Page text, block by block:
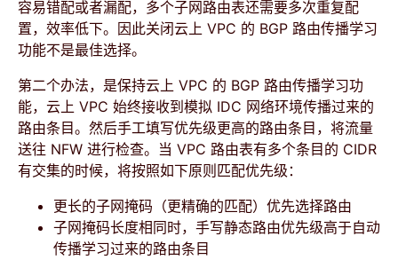
容易错配或者漏配，多个子网路由表还需要多次重复配
置，效率低下。因此关闭云上 VPC 的 BGP 路由传播学习
功能不是最佳选择。
第二个办法，是保持云上 VPC 的 BGP 路由传播学习功
能，云上 VPC 始终接收到模拟 IDC 网络环境传播过来的
路由条目。然后手工填写优先级更高的路由条目，将流量
送往 NFW 进行检查。当 VPC 路由表有多个条目的 CIDR
有交集的时候，将按照如下原则匹配优先级：
更长的子网掩码（更精确的匹配）优先选择路由
子网掩码长度相同时，手写静态路由优先级高于自动
传播学习过来的路由条目